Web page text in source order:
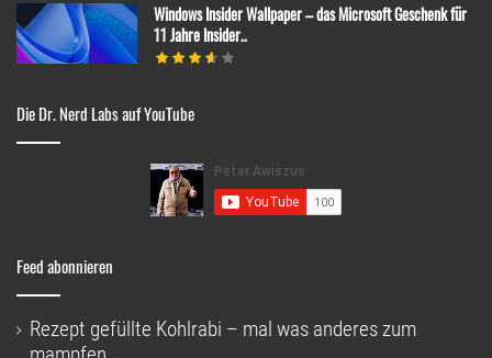
Windows Insider Wallpaper – das Microsoft Geschenk für
11 Jahre Insider..
Die Dr. Nerd Labs auf YouTube
Feed abonnieren
Rezept gefüllte Kohlrabi – mal was anderes zum